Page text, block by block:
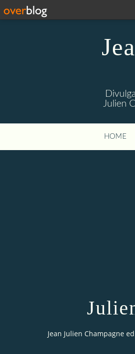
Julien
HOME
Jean Julien Champagne